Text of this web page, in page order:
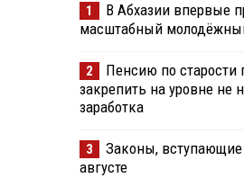
1
В Абхазии впервые
масштабный
2
Пенсию по старости
закрепить на уровне не
заработка
3
Законы, вступающие
августе